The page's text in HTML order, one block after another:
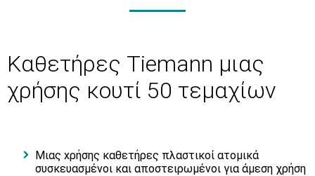
Καθετήρες Tiemann μιας
χρήσης κουτί 50 τεμαχίων
Μιας xρήσης καθετήρες πλαστικοί ατομικά
συσκευασμένοι και αποστειρωμένοι για άμεση χρήση